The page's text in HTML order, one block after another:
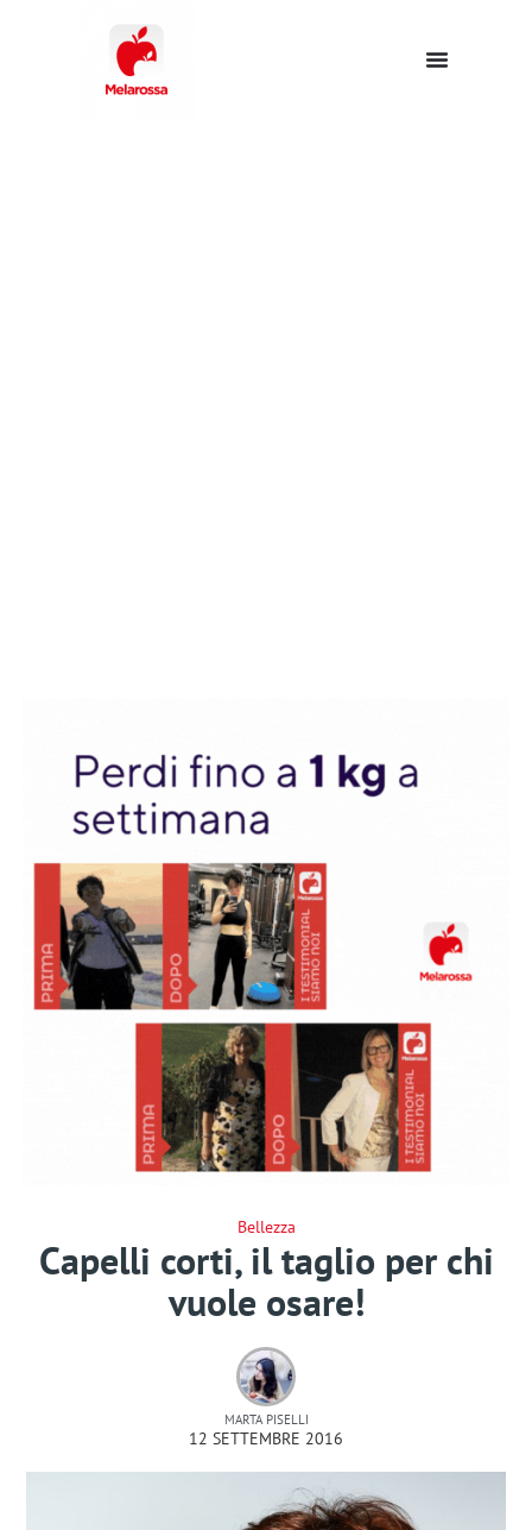
Bellezza
Capelli corti, il taglio per chi
vuole osare!
MARTA PISELLI
12 SETTEMBRE 2016